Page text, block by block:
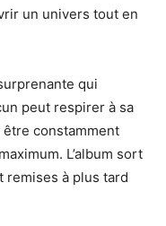
un univers tout en
qui
peut respirer à sa
être constamment
L’album sort
remises à plus tard